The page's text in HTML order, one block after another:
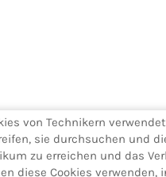
von Technikern
sie durchsuchen und
zu erreichen und das
diese Cookies verwenden,